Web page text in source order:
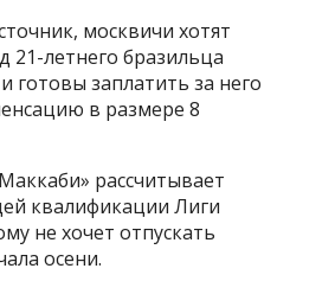
москвичи хотят
21-летнего бразильца
готовы заплатить за него
в размере 8
рассчитывает
квалификации Лиги
не хочет отпускать
осени.